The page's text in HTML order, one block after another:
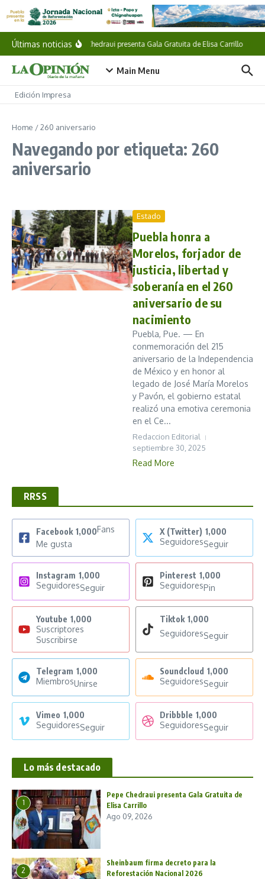
Saltar al contenido
Últimas noticiasPepe Chedraui presenta Gala Gratuita de Elisa Carrillo
Main Menu
Edición Impresa
Home /260 aniversario
Navegando por etiqueta: 260
aniversario
Estado
Puebla honra a
Morelos, forjador de
justicia, libertad y
soberanía en el 260
aniversario de su
nacimiento
Puebla, Pue. — En
conmemoración del 215
aniversario de la Independencia
de México y en honor al
legado de José María Morelos
y Pavón, el gobierno estatal
realizó una emotiva ceremonia
en el Ce...
Redaccion Editorial
septiembre 30, 2025
Read More
RRSS
Facebook 1,000Fans
Me gusta
X (Twitter) 1,000
SeguidoresSeguir
Instagram 1,000
SeguidoresSeguir
Pinterest 1,000
SeguidoresPin
Youtube 1,000
Suscriptores
Suscribirse
Tiktok 1,000
SeguidoresSeguir
Telegram 1,000
MiembrosUnirse
Soundcloud 1,000
SeguidoresSeguir
Vimeo 1,000
SeguidoresSeguir
Dribbble 1,000
SeguidoresSeguir
Lo más destacado
1
Pepe Chedraui presenta Gala Gratuita de
Elisa Carrillo
Ago 09, 2026
2
Sheinbaum firma decreto para la
Reforestación Nacional 2026